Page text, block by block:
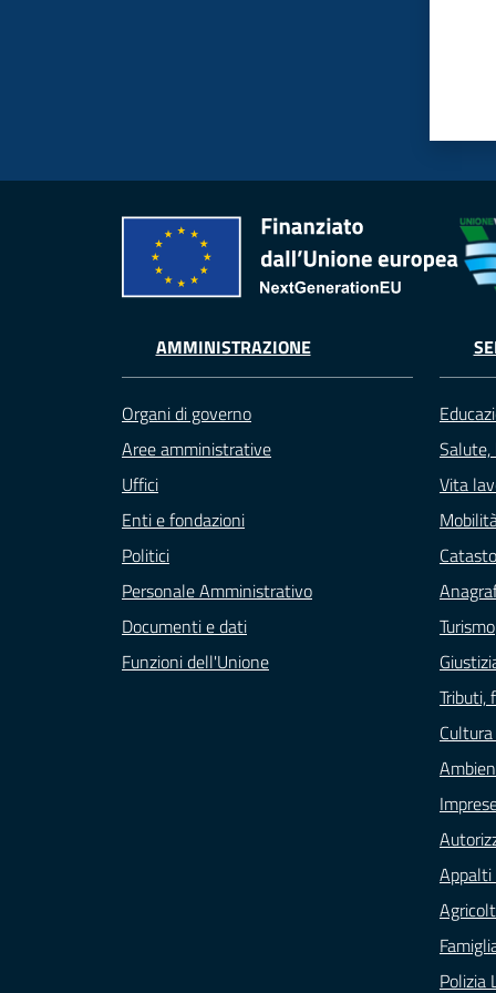
AMMINISTRAZIONE
Organi di governo
Aree amministrative
Uffici
Enti e fondazioni
Politici
Personale Amministrativo
Documenti e dati
Funzioni dell'Unione
Salute,
Vita
Turismo
Tributi,
Appalti
Polizia